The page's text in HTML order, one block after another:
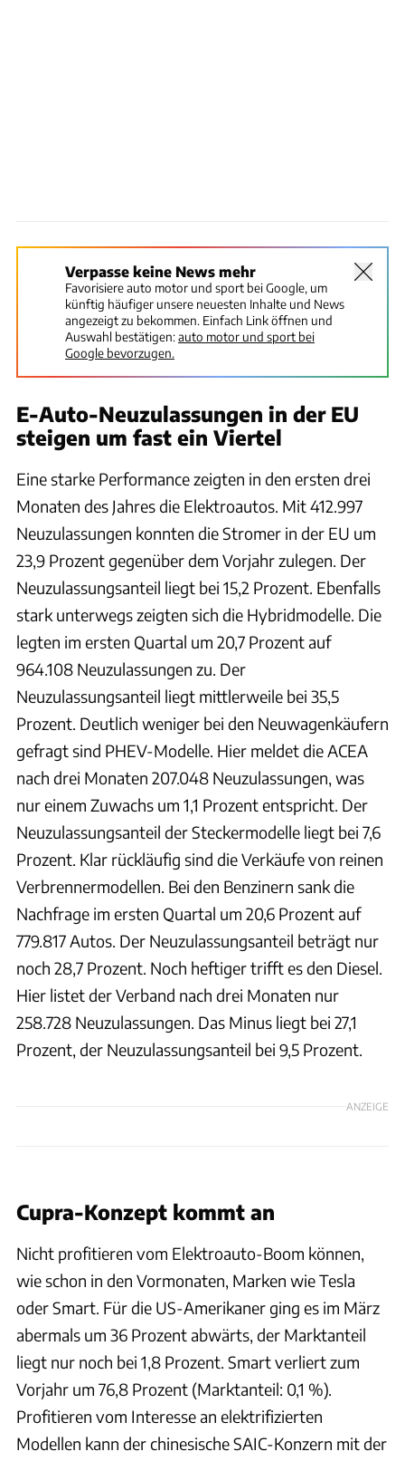
Verpasse keine News mehr
Favorisiere auto motor und sport bei Google, um
künftig häufiger unsere neuesten Inhalte und News
angezeigt zu bekommen. Einfach Link öffnen und
Auswahl bestätigen:auto motor und sport bei
Google bevorzugen.
E-Auto-Neuzulassungen in der EU
steigen um fast ein Viertel
Eine starke Performance zeigten in den ersten drei
Monaten des Jahres die Elektroautos. Mit 412.997
Neuzulassungen konnten die Stromer in der EU um
23,9 Prozent gegenüber dem Vorjahr zulegen. Der
Neuzulassungsanteil liegt bei 15,2 Prozent. Ebenfalls
stark unterwegs zeigten sich die Hybridmodelle. Die
legten im ersten Quartal um 20,7 Prozent auf
964.108 Neuzulassungen zu. Der
Neuzulassungsanteil liegt mittlerweile bei 35,5
Prozent. Deutlich weniger bei den Neuwagenkäufern
gefragt sind PHEV-Modelle. Hier meldet die ACEA
nach drei Monaten 207.048 Neuzulassungen, was
nur einem Zuwachs um 1,1 Prozent entspricht. Der
Neuzulassungsanteil der Steckermodelle liegt bei 7,6
Prozent. Klar rückläufig sind die Verkäufe von reinen
Verbrennermodellen. Bei den Benzinern sank die
Nachfrage im ersten Quartal um 20,6 Prozent auf
779.817 Autos. Der Neuzulassungsanteil beträgt nur
noch 28,7 Prozent. Noch heftiger trifft es den Diesel.
Hier listet der Verband nach drei Monaten nur
258.728 Neuzulassungen. Das Minus liegt bei 27,1
Prozent, der Neuzulassungsanteil bei 9,5 Prozent.
ANZEIGE
Cupra-Konzept kommt an
Nicht profitieren vom Elektroauto-Boom können,
wie schon in den Vormonaten, Marken wie Tesla
oder Smart. Für die US-Amerikaner ging es im März
abermals um 36 Prozent abwärts, der Marktanteil
liegt nur noch bei 1,8 Prozent. Smart verliert zum
Vorjahr um 76,8 Prozent (Marktanteil: 0,1 %).
Profitieren vom Interesse an elektrifizierten
Modellen kann der chinesische SAIC-Konzern mit der